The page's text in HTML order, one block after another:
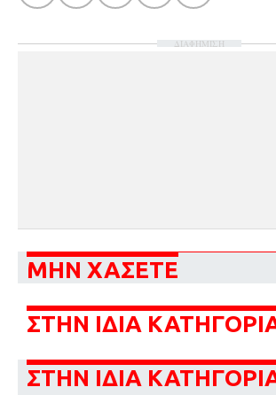
ΔΙΑΦΗΜΙΣΗ
ΜΗΝ ΧΑΣΕΤΕ
ΣΤΗΝ ΙΔΙΑ
ΣΤΗΝ ΙΔΙΑ